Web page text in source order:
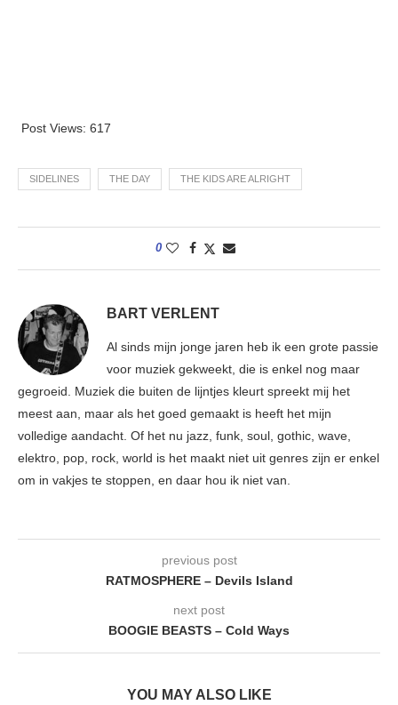
Post Views: 617
SIDELINES THE DAY THE KIDS ARE ALRIGHT
0
BART VERLENT
Al sinds mijn jonge jaren heb ik een grote passie
voor muziek gekweekt, die is enkel nog maar
gegroeid. Muziek die buiten de lijntjes kleurt spreekt mij het
meest aan, maar als het goed gemaakt is heeft het mijn
volledige aandacht. Of het nu jazz, funk, soul, gothic, wave,
elektro, pop, rock, world is het maakt niet uit genres zijn er enkel
om in vakjes te stoppen, en daar hou ik niet van.
previous post
RATMOSPHERE – Devils Island
next post
BOOGIE BEASTS – Cold Ways
YOU MAY ALSO LIKE